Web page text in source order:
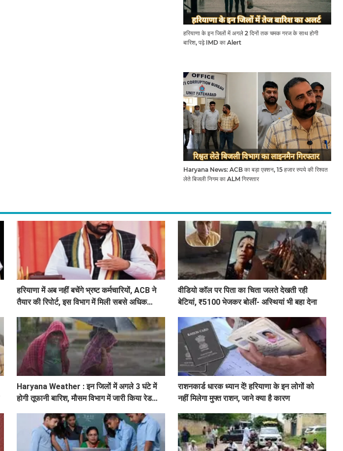
हरियाणा के इन जिलों में अगले 2 दिनों तक चमक गरज के साथ होगी
बारिश, पढ़े IMD का Alert
Haryana News: ACB का बड़ा एक्शन, 15 हजार रुपये की रिश्वत
लेते बिजली निगम का ALM गिरफ्तार
हरियाणा में अब नहीं बचेंगे भ्रष्ट कर्मचारियों, ACB ने
तैयार की रिपोर्ट, इस विभाग में मिली सबसे अधिक
वीडियो कॉल पर पिता का चिता जलते देखती रही
बेटियां, ₹5100 भेजकर बोलीं- अस्थियां भी बहा देना
Haryana Weather : इन जिलों में अगले 3 घंटे में
होगी तूफानी बारिश, मौसम विभाग में जारी किया रेड
राशनकार्ड धारक ध्यान दें! हरियाणा के इन लोगों को
नहीं मिलेगा मुफ्त राशन, जाने क्या है कारण